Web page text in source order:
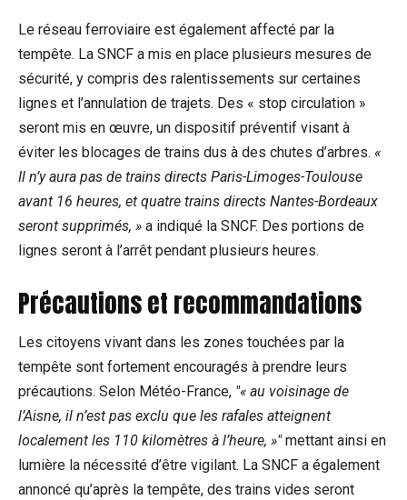
Le réseau ferroviaire est également affecté par la
tempête. La SNCF a mis en place plusieurs mesures de
sécurité, y compris des ralentissements sur certaines
lignes et l’annulation de trajets. Des « stop circulation »
seront mis en œuvre, un dispositif préventif visant à
éviter les blocages de trains dus à des chutes d’arbres. «
Il n’y aura pas de trains directs Paris-Limoges-Toulouse
avant 16 heures, et quatre trains directs Nantes-Bordeaux
seront supprimés, » a indiqué la SNCF. Des portions de
lignes seront à l’arrêt pendant plusieurs heures.
Précautions et recommandations
Les citoyens vivant dans les zones touchées par la
tempête sont fortement encouragés à prendre leurs
précautions. Selon Météo-France, « au voisinage de
l’Aisne, il n’est pas exclu que les rafales atteignent
localement les 110 kilomètres à l’heure, » mettant ainsi en
lumière la nécessité d’être vigilant. La SNCF a également
annoncé qu’après la tempête, des trains vides seront